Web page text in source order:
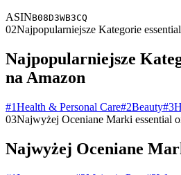
ASINB08D3WB3CQ
02Najpopularniejsze Kategorie
Najpopularniejsze
na Amazon
#1Health & Personal Care#2Beauty#3
03Najwyżej Oceniane Marki essential
Najwyżej Oceniane